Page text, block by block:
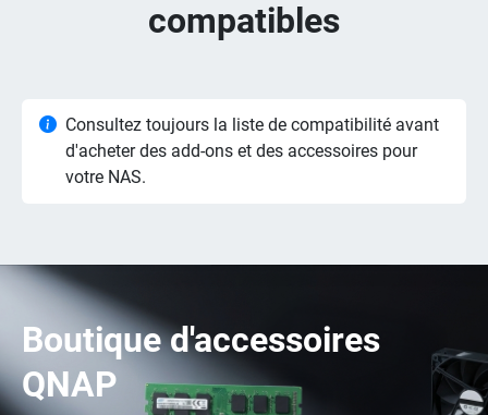
compatibles
Consultez toujours la liste de compatibilité avant
d'acheter des add-ons et des accessoires pour
votre NAS.
Boutique d'accessoires
QNAP